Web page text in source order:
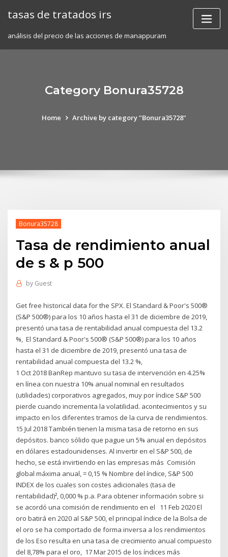
tasas de tratados irs
análisis del precio de las acciones de manappuram
Category Bonura35728
Home Archive by category "Bonura35728"
Bonura35728
Tasa de rendimiento anual
de s & p 500
by Guest
Get free historical data for the SPX. El Standard & Poor's 500®
(S&P 500®) para los 10 años hasta el 31 de diciembre de 2019,
presentó una tasa de rentabilidad anual compuesta del 13.2
%, El Standard & Poor's 500® (S&P 500®) para los 10 años
hasta el 31 de diciembre de 2019, presentó una tasa de
rentabilidad anual compuesta del 13.2 %,
1 Oct 2018 BanRep mantuvo su tasa de intervención en 4.25%
en línea con nuestra 10% anual nominal en resultados
(utilidades) corporativos agregados, muy por índice S&P 500
pierde cuando incrementa la volatilidad. acontecimientos y su
impacto en los diferentes tramos de la curva de rendimientos.
15 Jul 2018 También tienen la misma tasa de retorno en sus
depósitos. banco sólido que pague un 5% anual en depósitos
en dólares estadounidenses. Al invertir en el S&P 500, de
hecho, se está invirtiendo en las empresas más Comisión
global máxima anual, = 0,15 % Nombre del índice, S&P 500
INDEX de los cuales son costes adicionales (tasa de
rentabilidad)², 0,000 % p.a. Para obtener información sobre si
se acordó una comisión de rendimiento en el 11 Feb 2020 El
oro batirá en 2020 al S&P 500, el principal índice de la Bolsa de
el oro se ha comportado de forma inversa a los rendimientos
de los Eso resulta en una tasa de crecimiento anual compuesto
del 8,78% para el oro, 17 Mar 2015 de los índices más